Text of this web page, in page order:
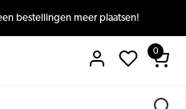
bestellingen meer plaatsen!
0